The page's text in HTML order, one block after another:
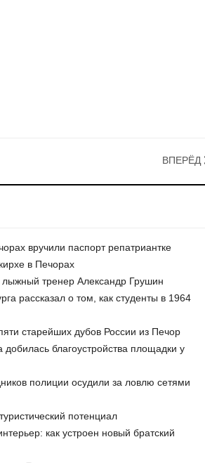
ВПЕРЁД
вручили паспорт репатриантке
в Печорах
тренер Александр Грушин
рассказал о том, как студенты в 1964
старейших дубов России из Печор
благоустройства площадки у
полиции осудили за ловлю сетями
потенциал
как устроен новый братский